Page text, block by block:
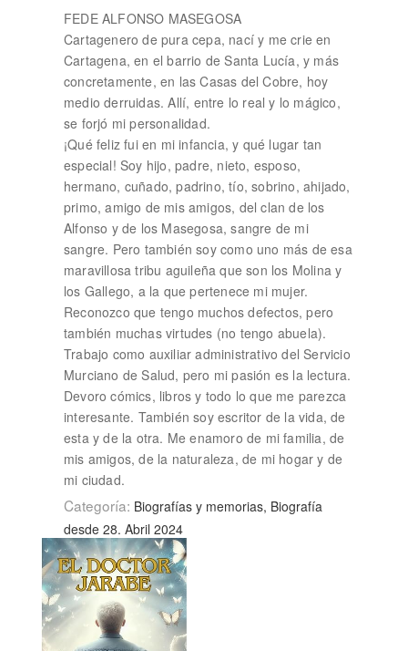
FEDE ALFONSO MASEGOSA
Cartagenero de pura cepa, nací y me crie en
Cartagena, en el barrio de Santa Lucía, y más
concretamente, en las Casas del Cobre, hoy
medio derruidas. Allí, entre lo real y lo mágico,
se forjó mi personalidad.
¡Qué feliz fui en mi infancia, y qué lugar tan
especial! Soy hijo, padre, nieto, esposo,
hermano, cuñado, padrino, tío, sobrino, ahijado,
primo, amigo de mis amigos, del clan de los
Alfonso y de los Masegosa, sangre de mi
sangre. Pero también soy como uno más de esa
maravillosa tribu aguileña que son los Molina y
los Gallego, a la que pertenece mi mujer.
Reconozco que tengo muchos defectos, pero
también muchas virtudes (no tengo abuela).
Trabajo como auxiliar administrativo del Servicio
Murciano de Salud, pero mi pasión es la lectura.
Devoro cómics, libros y todo lo que me parezca
interesante. También soy escritor de la vida, de
esta y de la otra. Me enamoro de mi familia, de
mis amigos, de la naturaleza, de mi hogar y de
mi ciudad.
Categoría: Biografías y memorias, Biografía
desde 28. Abril 2024